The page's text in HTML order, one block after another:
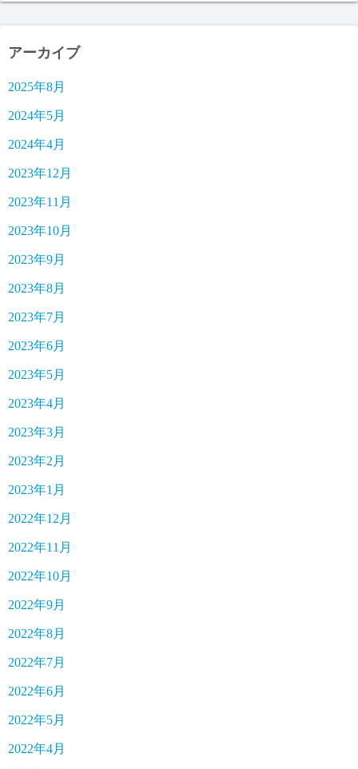
アーカイブ
2025年8月
2024年5月
2024年4月
2023年12月
2023年11月
2023年10月
2023年9月
2023年8月
2023年7月
2023年6月
2023年5月
2023年4月
2023年3月
2023年2月
2023年1月
2022年12月
2022年11月
2022年10月
2022年9月
2022年8月
2022年7月
2022年6月
2022年5月
2022年4月